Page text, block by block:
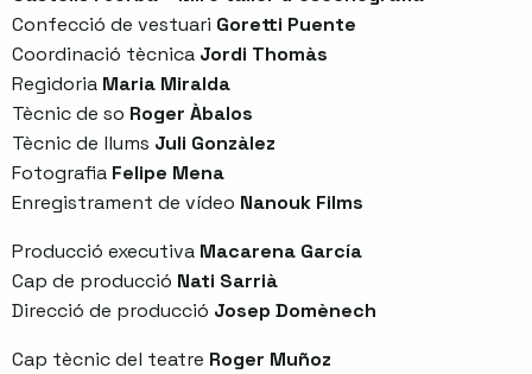
Confecció de vestuari Goretti Puente
Coordinació tècnica Jordi Thomàs
Regidoria Maria Miralda
Tècnic de so Roger Àbalos
Tècnic de llums Juli Gonzàlez
Fotografia Felipe Mena
Enregistrament de vídeo Nanouk Films
Producció executiva Macarena García
Cap de producció Nati Sarrià
Direcció de producció Josep Domènech
Cap tècnic del teatre Roger Muñoz